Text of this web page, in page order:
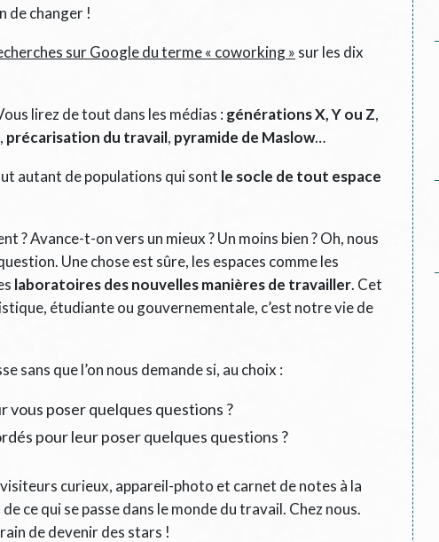
de changer !
sur Google du terme « coworking » sur les dix
lirez de tout dans les médias :générations X, Y ou Z,
, précarisation du travail, pyramide de Maslow…
autant de populations qui sont le socle de tout espace
? Avance-t-on vers un mieux ? Un moins bien ? Oh, nous
Une chose est sûre, les espaces comme les
laboratoires des nouvelles manières de travailler. Cet
étudiante ou gouvernementale, c’est notre vie de
sans que l’on nous demande si, au choix :
poser quelques questions ?
pour leur poser quelques questions ?
visiteurs curieux, appareil-photo et carnet de notes à la
ce qui se passe dans le monde du travail. Chez nous.
de devenir des stars !